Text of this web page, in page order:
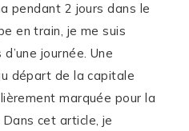
pendant 2 jours dans le
en train, je me suis
journée. Une
départ de la capitale
marquée pour la
cet article, je